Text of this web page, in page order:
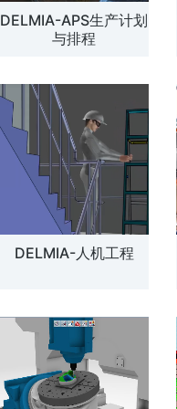
方案
DELMIA-APS生产计划
与排程
DELMIA-人机工程